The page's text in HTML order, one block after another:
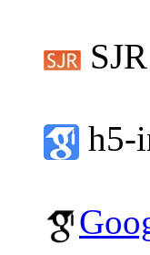
SJR
h5-